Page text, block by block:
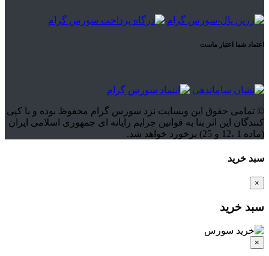
اعتماد شما اعتبار ماست
© تمامی حقوق این وبسایت نزد سورس گرام محفوظ بوده و با کپی
کنندگان این اثر بنا به قوانین جرایم رایانه ای جمهوری اسلامی ایران
(ماده 1 ،12 و 25) برخورد خواهد شد.
سبد خرید
×
سبد خرید
×